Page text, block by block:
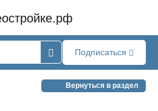
Подписаться
Вернуться в раздел